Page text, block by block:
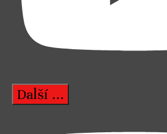
Další ...